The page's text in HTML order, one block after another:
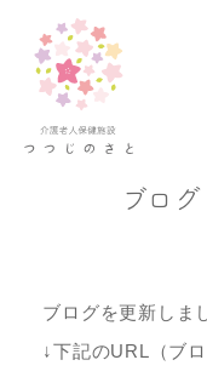
ブロ
ブログを更新しま
↓下記のURL（ブ